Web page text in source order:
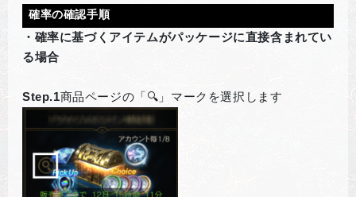
確率の確認手順
・確率に基づくアイテムがパッケージに直接含まれてい
る場合
Step.1商品ページの「🔍」マークを選択します